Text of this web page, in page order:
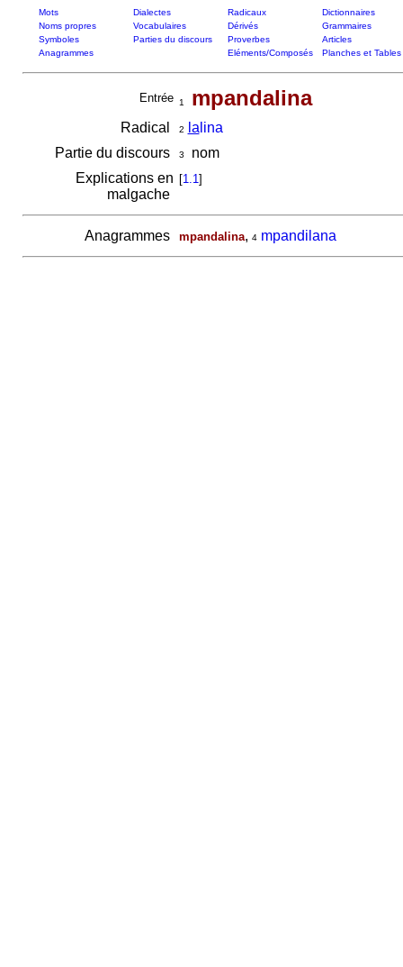
Mots Dialectes Radicaux
Dictionnaires
Noms propres
Vocabulaires Dérivés
Grammaires
Symboles
Parties du discours Proverbes
Articles
Anagrammes
Eléments/Composés Planches et Tables
Entrée 1 mpandalina
Radical 2 la lina
Partie du discours
3
nom
Explications en
malgache
[1.1]
Anagrammes mpandalina, 4 mpandilana